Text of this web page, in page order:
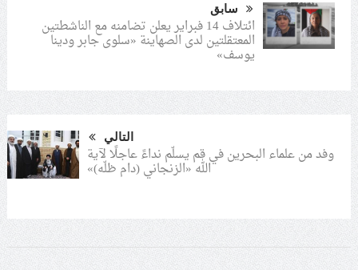
سابق
ائتلاف 14 فبراير يعلن تضامنه مع الناشطتين
المعتقلتين لدى الصهاينة «سلوى جابر ودينا
يوسف»
التالي
وفد من علماء البحرين في قم يسلّم نداءً عاجلًا لآية
الله «الزنجاني (دام ظلّه)»